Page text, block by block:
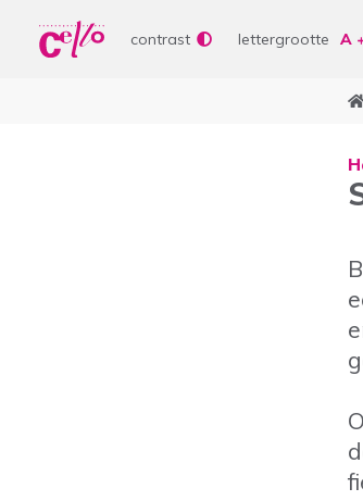
contrast lettergrootte
Vrije tijd
Waar
Veelgebruikte zoektermen